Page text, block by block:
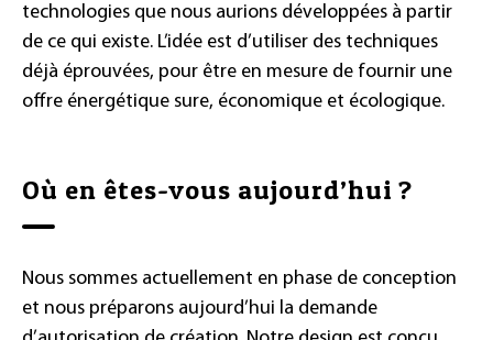
technologies que nous aurions développées à partir
de ce qui existe. L’idée est d’utiliser des techniques
déjà éprouvées, pour être en mesure de fournir une
offre énergétique sure, économique et écologique.
Où en êtes-vous aujourd’hui ?
Nous sommes actuellement en phase de conception
et nous préparons aujourd’hui la demande